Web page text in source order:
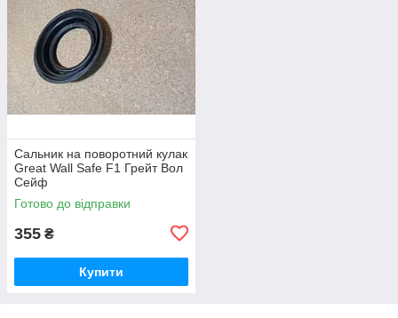
Сальник на поворотний кулак
Great Wall Safe F1 Грейт Вол
Сейф
Готово до відправки
355 ₴
Купити